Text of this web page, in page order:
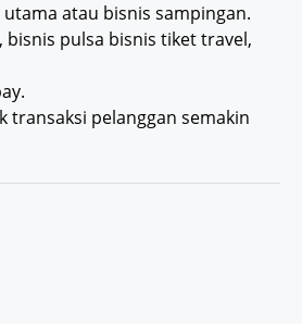
atau bisnis sampingan.
bisnis pulsa bisnis tiket travel,
transaksi pelanggan semakin